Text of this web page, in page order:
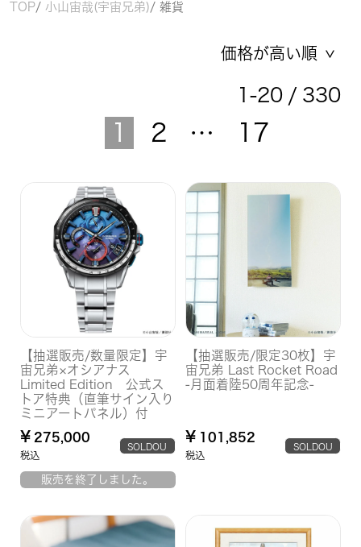
TOP 小山宙哉(宇宙兄弟) 雑貨
価格が高い順
330
1 -20
1 2 … 17
【抽選販売/数量限定】宇
宙兄弟×オシアナス
Limited Edition 公式ス
トア特典（直筆サイン入り
ミニアートパネル）付
¥ 275,000
税込
SOLDOU
販売を終了しました。
【抽選販売/限定30枚】宇
宙兄弟 Last Rocket Road
-月面着陸50周年記念-
¥ 101,852
税込
SOLDOU